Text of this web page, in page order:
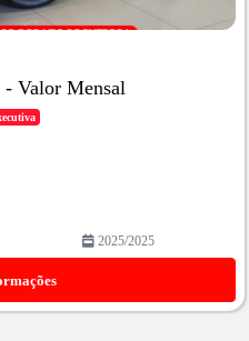
- Valor Mensal
2025/2025